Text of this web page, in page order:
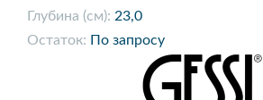
Глубина (см): 23,0
Остаток: По запросу